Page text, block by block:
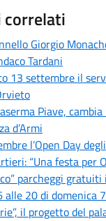
correlati
Giorgio
Tardani
13 settembre il
Piave,
d’Armi
l’Open Day
“Una festa per
parcheggi gratuiti
alle 20 di domenica
il progetto del